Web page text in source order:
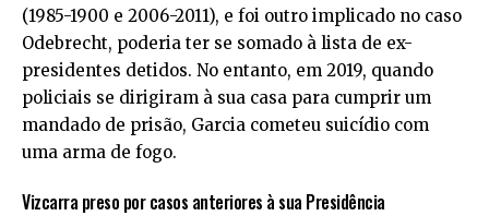
(1985-1900 e 2006-2011), e foi outro implicado no caso
Odebrecht, poderia ter se somado à lista de ex-
presidentes detidos. No entanto, em 2019, quando
policiais se dirigiram à sua casa para cumprir um
mandado de prisão, Garcia cometeu suicídio com
uma arma de fogo.
Vizcarra preso por casos anteriores à sua Presidência